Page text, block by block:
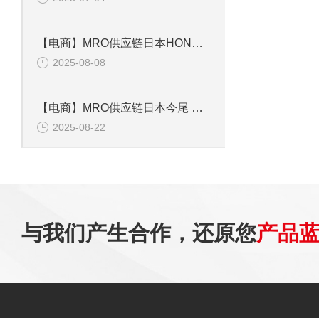
【电商】MRO供应链日本HONDA本多 传感器 TS40T-5简介
2025-08-08
【电商】MRO供应链日本今尾 锁紧器 QCPC0625-10
2025-08-22
与我们产生合作，还原您产品